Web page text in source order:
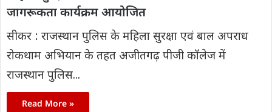
जागरूकता कार्यक्रम आयोजित
सीकर : राजस्थान पुलिस के महिला सुरक्षा एवं बाल अपराध
रोकथाम अभियान के तहत अजीतगढ़ पीजी कॉलेज में
राजस्थान पुलिस...
Read More »